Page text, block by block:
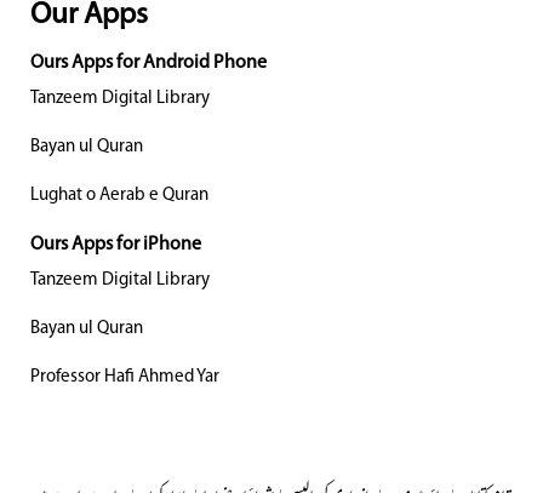
Our Apps
Ours Apps for Android Phone
Tanzeem Digital Library
Bayan ul Quran
Lughat o Aerab e Quran
Ours Apps for iPhone
Tanzeem Digital Library
Bayan ul Quran
Professor Hafi Ahmed Yar